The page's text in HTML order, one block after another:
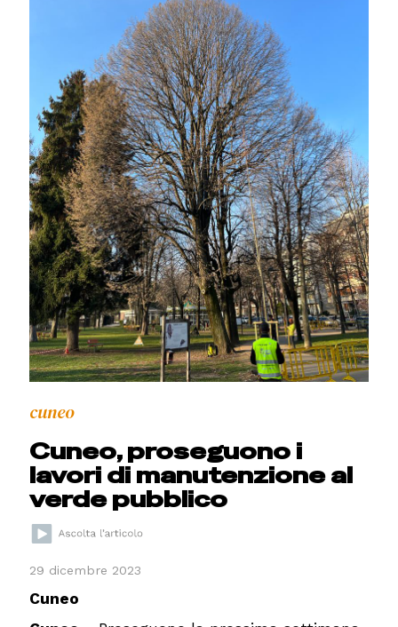
cuneo
Cuneo, proseguono i
lavori di manutenzione al
verde pubblico
29 dicembre 2023
Cuneo